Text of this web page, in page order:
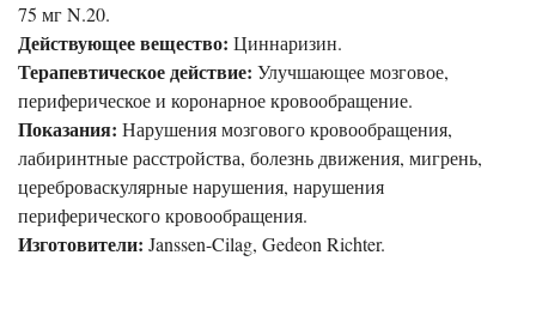
75 мг N.20.
Действующее вещество: Циннаризин.
Терапевтическое действие: Улучшающее мозговое,
периферическое и коронарное кровообращение.
Показания: Нарушения мозгового кровообращения,
лабиринтные расстройства, болезнь движения, мигрень,
цереброваскулярные нарушения, нарушения
периферического кровообращения.
Изготовители: Janssen-Cilag, Gedeon Richter.